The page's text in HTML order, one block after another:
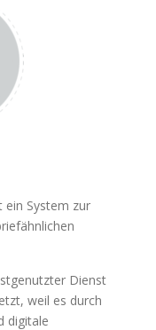
ein System zur
Dienst
weil es durch
digitale